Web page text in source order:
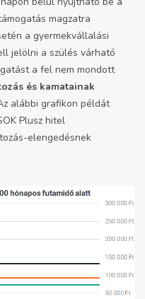
magzatra
a gyermekvállalási
jelölni a szülés várható
a fel nem mondott
és kamatainak
alábbi grafikon példát
Plusz hitel
elengedésnek